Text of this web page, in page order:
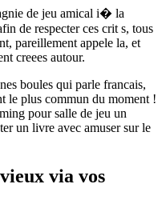
de jeu amical i� la
de respecter ces crit s, tous
pareillement appele la, et
creees autour.
boules qui parle francais,
le plus commun du moment !
pour salle de jeu un
un livre avec amuser sur le
via vos